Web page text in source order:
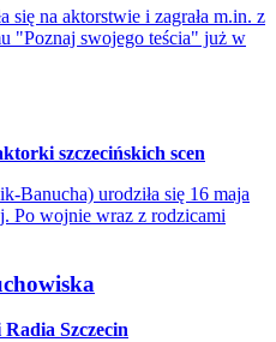
się na aktorstwie i zagrała m.in. z
"Poznaj swojego teścia" już w
szczecińskich scen
Banucha) urodziła się 16 maja
Po wojnie wraz z rodzicami
Szczecin